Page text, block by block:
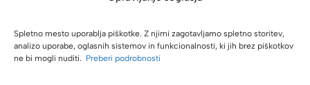
Spletno mesto uporablja piškotke. Z njimi zagotavljamo spletno storitev,
analizo uporabe, oglasnih sistemov in funkcionalnosti, ki jih brez piškotkov
ne bi mogli nuditi. Preberi podrobnosti